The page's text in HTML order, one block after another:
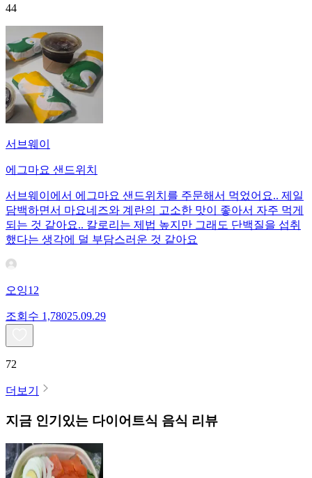
44
서브웨이
에그마요 샌드위치
서브웨이에서 에그마요 샌드위치를 주문해서 먹었어요.. 제일
담백하면서 마요네즈와 계란의 고소한 맛이 좋아서 자주 먹게
되는 것 같아요.. 칼로리는 제법 높지만 그래도 단백질을 섭취
했다는 생각에 덜 부담스러운 것 같아요
오잉12
조회수 1,78025.09.29
72
더보기
지금 인기있는 다이어트식 음식 리뷰